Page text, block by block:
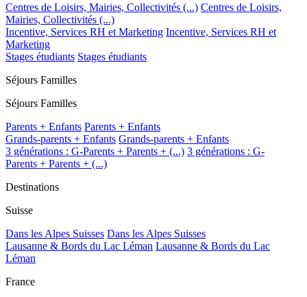
Centres de Loisirs, Mairies, Collectivités (...) Centres de Loisirs,
Mairies, Collectivités (...)
Incentive, Services RH et Marketing Incentive, Services RH et
Marketing
Stages étudiants Stages étudiants
Séjours Familles
Séjours Familles
Parents + Enfants Parents + Enfants
Grands-parents + Enfants Grands-parents + Enfants
3 générations : G-Parents + Parents + (...) 3 générations : G-
Parents + Parents + (...)
Destinations
Suisse
Dans les Alpes Suisses Dans les Alpes Suisses
Lausanne & Bords du Lac Léman Lausanne & Bords du Lac
Léman
France